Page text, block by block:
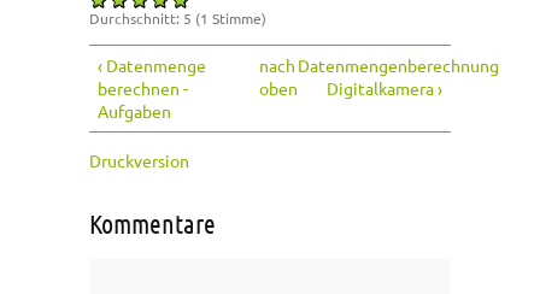
Durchschnitt: 5 (1 Stimme)
‹ Datenmenge
berechnen -
Aufgaben
nach
oben
Datenmengenberechnung
Digitalkamera ›
Druckversion
Kommentare